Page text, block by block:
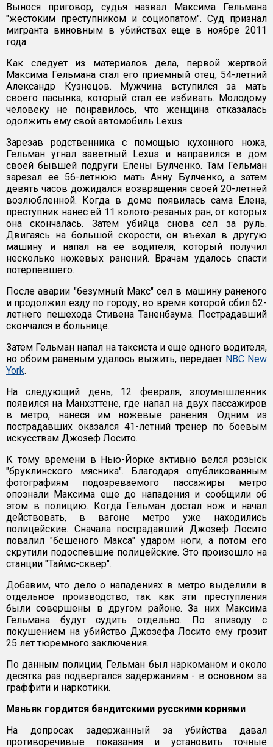
Вынося приговор, судья назвал Максима Гельмана
"жестоким преступником и социопатом". Суд признал
мигранта виновным в убийствах еще в ноябре 2011
года.
Как следует из материалов дела, первой жертвой
Максима Гельмана стал его приемный отец, 54-летний
Александр Кузнецов. Мужчина вступился за мать
своего пасынка, который стал ее избивать. Молодому
человеку не понравилось, что женщина отказалась
одолжить ему свой автомобиль Lexus.
Зарезав родственника с помощью кухонного ножа,
Гельман угнал заветный Lexus и направился в дом
своей бывшей подруги Елены Булченко. Там Гельман
зарезал ее 56-летнюю мать Анну Булченко, а затем
девять часов дожидался возвращения своей 20-летней
возлюбленной. Когда в доме появилась сама Елена,
преступник нанес ей 11 колото-резаных ран, от которых
она скончалась. Затем убийца снова сел за руль.
Двигаясь на большой скорости, он въехал в другую
машину и напал на ее водителя, который получил
несколько ножевых ранений. Врачам удалось спасти
потерпевшего.
После аварии "безумный Макс" сел в машину раненого
и продолжил езду по городу, во время которой сбил 62-
летнего пешехода Стивена Таненбаума. Пострадавший
скончался в больнице.
Затем Гельман напал на таксиста и еще одного водителя,
но обоим раненым удалось выжить, передает NBC New
York.
На следующий день, 12 февраля, злоумышленник
появился на Манхэттене, где напал на двух пассажиров
в метро, нанеся им ножевые ранения. Одним из
пострадавших оказался 41-летний тренер по боевым
искусствам Джозеф Лосито.
К тому времени в Нью-Йорке активно велся розыск
"бруклинского мясника". Благодаря опубликованным
фотографиям подозреваемого пассажиры метро
опознали Максима еще до нападения и сообщили об
этом в полицию. Когда Гельман достал нож и начал
действовать, в вагоне метро уже находились
полицейские. Сначала пострадавший Джозеф Лосито
повалил "бешеного Макса" ударом ноги, а потом его
скрутили подоспевшие полицейские. Это произошло на
станции "Таймс-сквер".
Добавим, что дело о нападениях в метро выделили в
отдельное производство, так как эти преступления
были совершены в другом районе. За них Максима
Гельмана будут судить отдельно. По эпизоду с
покушением на убийство Джозефа Лосито ему грозит
25 лет тюремного заключения.
По данным полиции, Гельман был наркоманом и около
десятка раз подвергался задержаниям - в основном за
граффити и наркотики.
Маньяк гордится бандитскими русскими корнями
На допросах задержанный за убийства давал
противоречивые показания и установить точные